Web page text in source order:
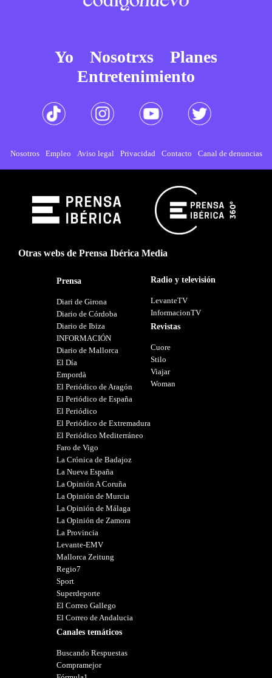
Yo Nosotrxs
Planes
Entretenimiento
Nosotros Empleo Aviso legal Privacidad Contacto Canal de denuncias
Otras webs de Prensa Ibérica Media
Prensa
Diari de Girona
Diario de Córdoba
Diario de Ibiza
INFORMACIÓN
Diario de Mallorca
El Día
Empordà
El Periódico de Aragón
El Periódico de España
El Periódico
El Periódico de Extremadura
El Periódico Mediterráneo
Faro de Vigo
La Crónica de Badajoz
La Nueva España
La Opinión A Coruña
La Opinión de Murcia
La Opinión de Málaga
La Opinión de Zamora
La Provincia
Levante-EMV
Mallorca Zeitung
Regio7
Sport
Superdeporte
El Correo Gallego
El Correo de Andalucia
Canales temáticos
Buscando Respuestas
Compramejor
Radio y televisión
LevanteTV
InformacionTV
Revistas
Cuore
Stilo
Viajar
Woman